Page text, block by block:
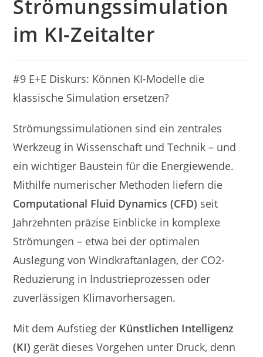
Strömungssimulation
im KI-Zeitalter
#9 E+E Diskurs: Können KI-Modelle die
klassische Simulation ersetzen?
Strömungssimulationen sind ein zentrales
Werkzeug in Wissenschaft und Technik – und
ein wichtiger Baustein für die Energiewende.
Mithilfe numerischer Methoden liefern die
Computational Fluid Dynamics (CFD) seit
Jahrzehnten präzise Einblicke in komplexe
Strömungen – etwa bei der optimalen
Auslegung von Windkraftanlagen, der CO2-
Reduzierung in Industrieprozessen oder
zuverlässigen Klimavorhersagen.
Mit dem Aufstieg der Künstlichen Intelligenz
(KI) gerät dieses Vorgehen unter Druck, denn